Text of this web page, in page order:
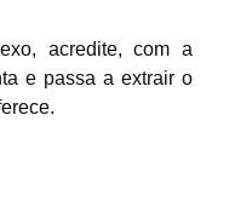
acredite, com a
e passa a extrair o